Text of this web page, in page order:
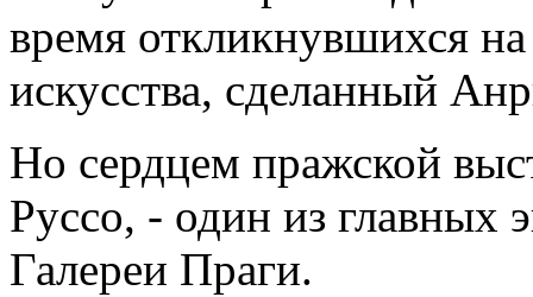
время откликнувшихся
искусства, сделанный
Но сердцем пражской
Руссо, - один из главных
Галереи Праги.